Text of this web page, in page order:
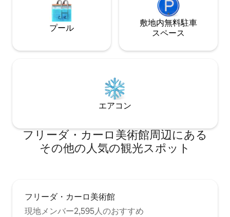
プール
敷地内無料駐⁠車
ス⁠ペ⁠ー⁠ス
エアコン
フリーダ・カーロ美術館⁠周⁠辺⁠に⁠あ⁠る
そ⁠の⁠他⁠の人⁠気⁠の観⁠光⁠ス⁠ポ⁠ッ⁠ト
フリーダ・カーロ美術館
現地メンバー2,595人のおすすめ